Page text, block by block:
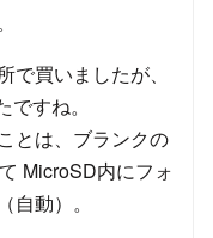
買いましたが、
すね。
とは、ブランクの
MicroSD内にフォ
動）。